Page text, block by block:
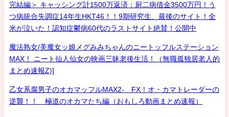
完結編＞ キャッシング計1500万返済：厨二病借金3500万円！う
つ病統合失調症14年生HKT46！！9期研究生、最後のサイト！全
米が泣いた！認知症鬱病60代のラストサイト絶賛！公開中
魔法熟女/美魔女ッ娘メグみみちゃんのニートッフルステーション
MAX！ ニート仙人仙女の映画三昧老後生活！（無職孤独居老人的
まとめ速報Z)]
乙女系腐男子のオカマッフルMAX2- FX！オ・カマトレーダーの
逆襲！！ 極道のオカマたち編（おもしろ動画まとめ速報）